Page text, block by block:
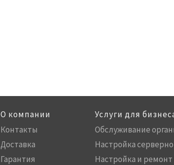
О компании
Контакты
Доставка
Гарантия
Услуги для
Обслуживание
Настройка
Настройка и